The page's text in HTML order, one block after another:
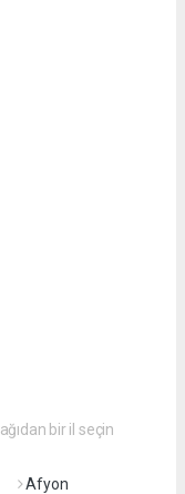
bir il seçin
Afyon